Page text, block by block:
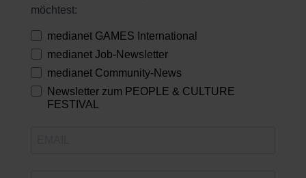
möchtest:
medianet GAMES International
medianet Job-Newsletter
medianet Community-News
Newsletter zum PEOPLE & CULTURE
FESTIVAL